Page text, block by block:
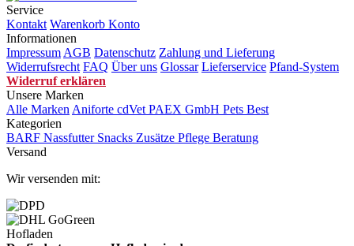
Service
Kontakt Warenkorb Konto
Informationen
Impressum AGB Datenschutz Zahlung und Lieferung
Widerrufsrecht FAQ Über uns Glossar Lieferservice Pfand-System
Widerruf erklären
Unsere Marken
Alle Marken Aniforte cdVet PAEX GmbH Pets Best
Kategorien
BARF Nassfutter Snacks Zusätze Pflege Beratung
Versand
Wir versenden mit:
Hofladen